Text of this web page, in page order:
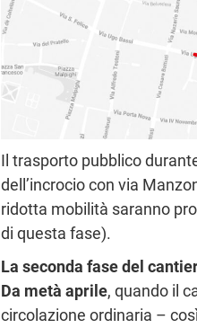
Il trasporto pubblico
dell’incrocio con via
ridotta mobilità saranno
di questa fase).
La seconda fase del
Da metà aprile, quando il
circolazione ordinaria –